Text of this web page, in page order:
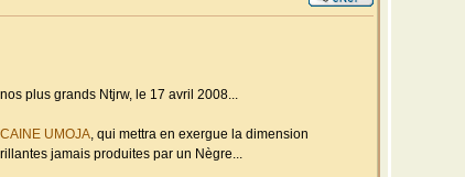
plus grands Ntjrw, le 17 avril 2008...
UMOJA, qui mettra en exergue la dimension
jamais produites par un Nègre...